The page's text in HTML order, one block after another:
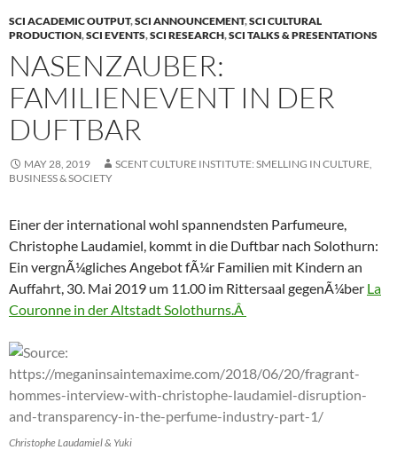
SCI ACADEMIC OUTPUT,SCI ANNOUNCEMENT,SCI CULTURAL
PRODUCTION,SCI EVENTS,SCI RESEARCH,SCI TALKS & PRESENTATIONS
NASENZAUBER:
FAMILIENEVENT IN DER
DUFTBAR
MAY 28, 2019
SCENT CULTURE INSTITUTE: SMELLING IN CULTURE,
BUSINESS & SOCIETY
Einer der international wohl spannendsten Parfumeure,
Christophe Laudamiel, kommt in die Duftbar nach Solothurn:
Ein vergnÃ¼gliches Angebot fÃ¼r Familien mit Kindern an
Auffahrt, 30. Mai 2019 um 11.00 im Rittersaal gegenÃ¼ber La
Couronne in der Altstadt Solothurns.Â
Christophe Laudamiel & Yuki